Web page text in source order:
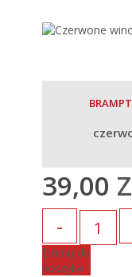
39,00
Dodaj do
koszyka